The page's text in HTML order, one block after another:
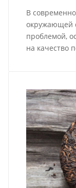
В
окружающей
проблемой,
на качество